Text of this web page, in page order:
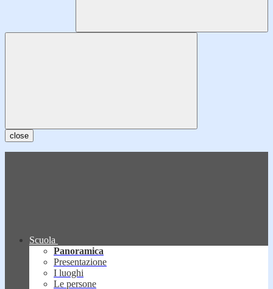
close
Scuola
Panoramica
Presentazione
I luoghi
Le persone